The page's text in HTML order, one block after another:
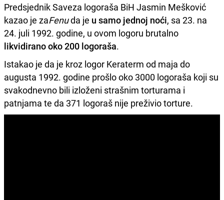
Predsjednik Saveza logoraša BiH Jasmin Mešković
kazao je zaFenuda je u samo jednoj noći, sa 23. na
24. juli 1992. godine, u ovom logoru brutalno
likvidirano oko 200 logoraša.
Istakao je da je kroz logor Keraterm od maja do
augusta 1992. godine prošlo oko 3000 logoraša koji su
svakodnevno bili izloženi strašnim torturama i
patnjama te da 371 logoraš nije preživio torture.